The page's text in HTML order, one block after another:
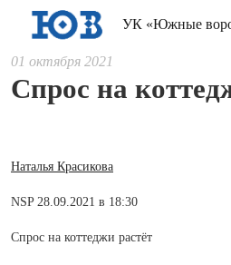
УК «Южные
01 октября 2021
Спрос на
Наталья Красикова
NSP 28.09.2021 в 18:30
Спрос на коттеджи растёт